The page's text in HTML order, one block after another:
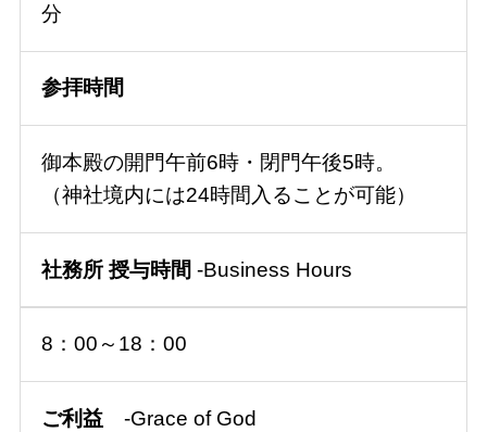
分
参拝時間
御本殿の開門午前6時・閉門午後5時。
（神社境内には24時間入ることが可能）
社務所 授与時間 -Business Hours
8：00～18：00
ご利益-Grace of God